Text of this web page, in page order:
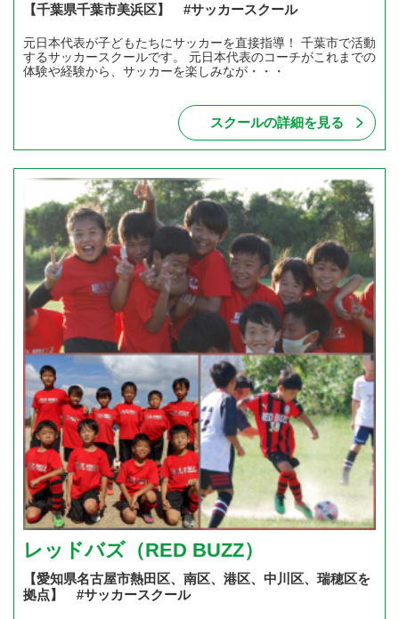
【千葉県千葉市美浜区】 #サッカースクール
元日本代表が子どもたちにサッカーを直接指導！ 千葉市で活動
するサッカースクールです。 元日本代表のコーチがこれまでの
体験や経験から、サッカーを楽しみなが・・・
スクールの詳細を見る
レッドバズ（RED BUZZ）
【愛知県名古屋市熱田区、南区、港区、中川区、瑞穂区を
拠点】 #サッカースクール